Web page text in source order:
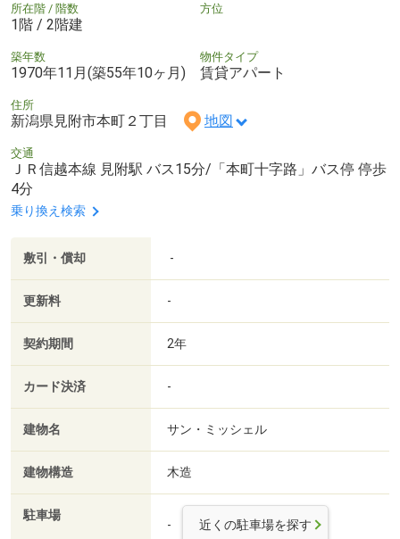
所在階 / 階数
1階 / 2階建
方位
築年数
1970年11月(築55年10ヶ月)
物件タイプ
賃貸アパート
住所
新潟県見附市本町２丁目 地図
交通
ＪＲ信越本線 見附駅 バス15分/「本町十字路」バス停 停歩
4分
乗り換え検索
敷引・償却 -
更新料 -
契約期間 2年
カード決済 -
建物名 サン・ミッシェル
建物構造 木造
駐車場
- 近くの駐車場を探す